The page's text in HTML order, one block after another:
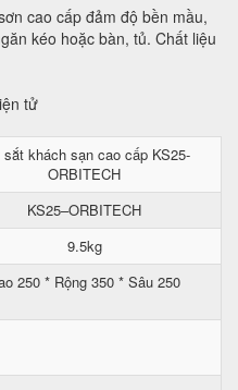
cao cấp đảm độ bền mầu,
kéo hoặc bàn, tủ. Chất liệu
sắt khách sạn cao cấp KS25-
ORBITECH
KS25–ORBITECH
9.5kg
250 * Rộng 350 * Sâu 250